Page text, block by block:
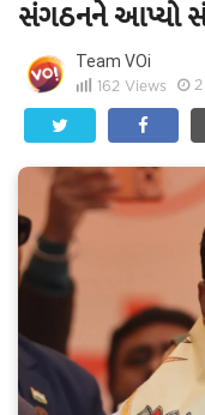
સંગઠનને આપ્યો
Team VOi
162 Views